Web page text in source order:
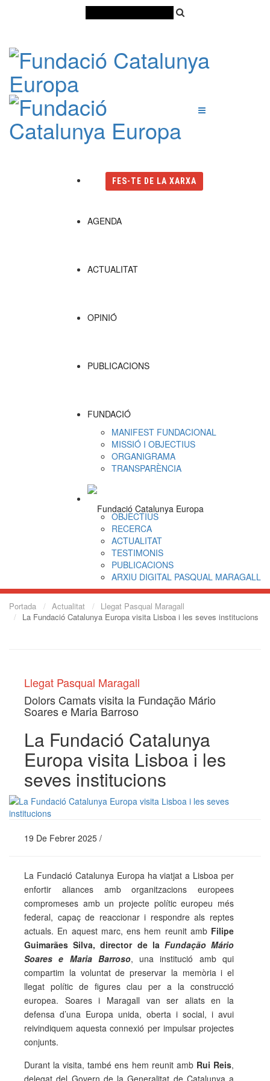
FES-TE DE LA XARXA
AGENDA
ACTUALITAT
OPINIÓ
PUBLICACIONS
FUNDACIÓ
MANIFEST FUNDACIONAL
MISSIÓ I OBJECTIUS
ORGANIGRAMA
TRANSPARÈNCIA
OBJECTIUS
RECERCA
ACTUALITAT
TESTIMONIS
PUBLICACIONS
ARXIU DIGITAL PASQUAL MARAGALL
Portada Actualitat
Llegat Pasqual Maragall
La Fundació Catalunya Europa visita Lisboa i les seves institucions
Llegat Pasqual Maragall
Dolors Camats visita la Fundação Mário
Soares e Maria Barroso
La Fundació Catalunya
Europa visita Lisboa i les
seves institucions
19 De Febrer 2025 /
La Fundació Catalunya Europa ha viatjat a Lisboa per
enfortir aliances amb organitzacions europees
compromeses amb un projecte polític europeu més
federal, capaç de reaccionar i respondre als reptes
actuals. En aquest marc, ens hem reunit amb Filipe
Guimarães Silva, director de la Fundação Mário
Soares e Maria Barroso, una institució amb qui
compartim la voluntat de preservar la memòria i el
llegat polític de figures clau per a la construcció
europea. Soares i Maragall van ser aliats en la
defensa d’una Europa unida, oberta i social, i avui
reivindiquem aquesta connexió per impulsar projectes
conjunts.
Durant la visita, també ens hem reunit amb Rui Reis,
delegat del Govern de la Generalitat de Catalunya a